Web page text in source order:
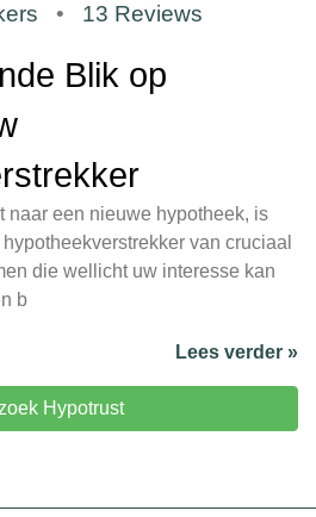
• 13 Reviews
Blik op
naar een nieuwe hypotheek, is
van cruciaal
die wellicht uw interesse kan
b
Lees verder »
Hypotrust